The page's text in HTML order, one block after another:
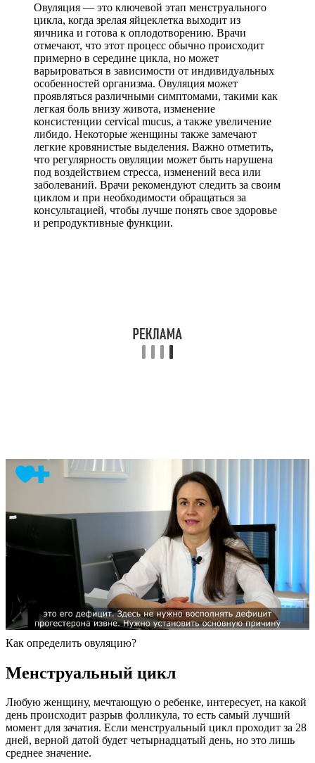
Овуляция — это ключевой этап менструального
цикла, когда зрелая яйцеклетка выходит из
яичника и готова к оплодотворению. Врачи
отмечают, что этот процесс обычно происходит
примерно в середине цикла, но может
варьироваться в зависимости от индивидуальных
особенностей организма. Овуляция может
проявляться различными симптомами, такими как
легкая боль внизу живота, изменение
консистенции cervical mucus, а также увеличение
либидо. Некоторые женщины также замечают
легкие кровянистые выделения. Важно отметить,
что регулярность овуляции может быть нарушена
под воздействием стресса, изменений веса или
заболеваний. Врачи рекомендуют следить за своим
циклом и при необходимости обращаться за
консультацией, чтобы лучше понять свое здоровье
и репродуктивные функции.
Как определить овуляцию?
Менструальный цикл
Любую женщину, мечтающую о ребенке, интересует, на какой
день происходит разрыв фолликула, то есть самый лучший
момент для зачатия. Если менструальный цикл проходит за 28
дней, верной датой будет четырнадцатый день, но это лишь
среднее значение.